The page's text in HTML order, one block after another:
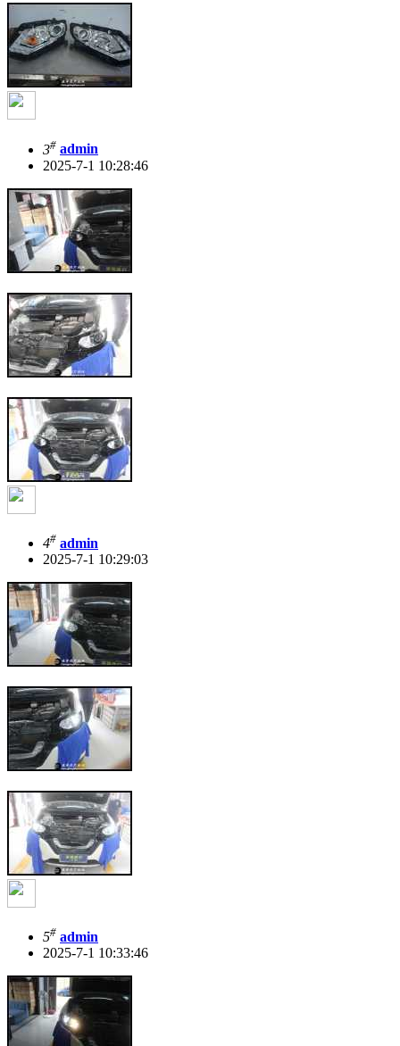
3# admin
2025-7-1 10:28:46
4# admin
2025-7-1 10:29:03
5# admin
2025-7-1 10:33:46